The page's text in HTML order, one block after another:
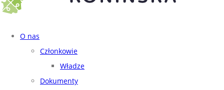
O nas
Członkowie
Władze
Dokumenty